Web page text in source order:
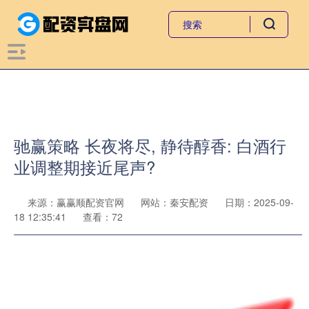
驰赢策略 长夜将尽, 静待醇香: 白酒行
业调整期接近尾声?
来源：赢赢顺配资官网 网站：秦安配资
日期：2025-09-
18 12:35:41
查看：72